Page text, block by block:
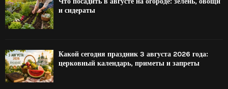
и сидераты
Какой сегодня праздник 3 августа 2026 года:
церковный календарь, приметы и запреты